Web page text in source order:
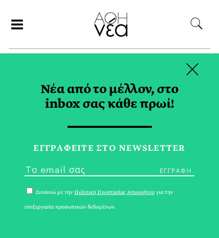
ΜΕΤΕΩΡΑ TAG
Νέα από το μέλλον, στο
inbox σας κάθε πρωί!
ΕΓΓPΑΦΕΙΤΕ ΣΤΟ NEWSLETTER
Συναινώ με την Πολιτική Προστασίας Απορρήτου για την
επεξεργασία προσωπικών δεδομένων.
×